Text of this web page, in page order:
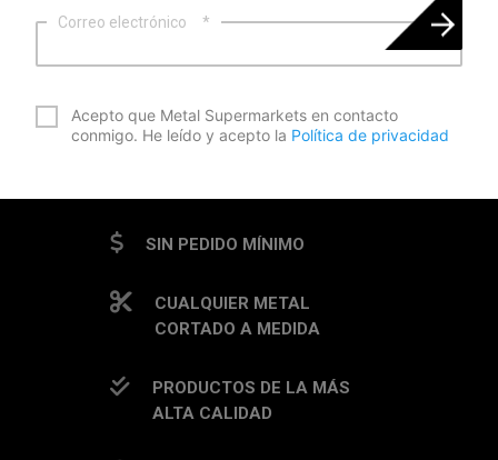
Correo electrónico *
Acepto que Metal Supermarkets en contacto
conmigo. He leído y acepto la Política de privacidad
SIN PEDIDO MÍNIMO
CUALQUIER METAL
CORTADO A MEDIDA
PRODUCTOS DE LA MÁS
ALTA CALIDAD